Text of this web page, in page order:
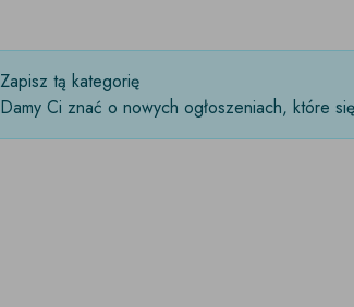
Zapisz tą kategorię
Damy Ci znać o nowych ogłoszeniach, które